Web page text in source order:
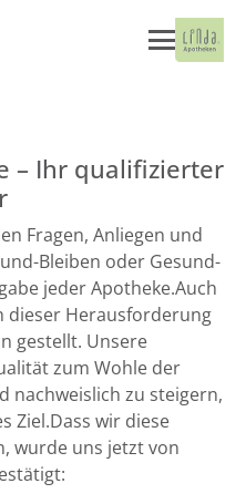
– Ihr qualifizierter
Fragen, Anliegen und
Bleiben oder Gesund-
jeder Apotheke.Auch
dieser Herausforderung
gestellt. Unsere
zum Wohle der
nachweislich zu steigern,
Ziel.Dass wir diese
wurde uns jetzt von